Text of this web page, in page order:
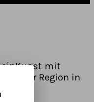
mit
der Region in